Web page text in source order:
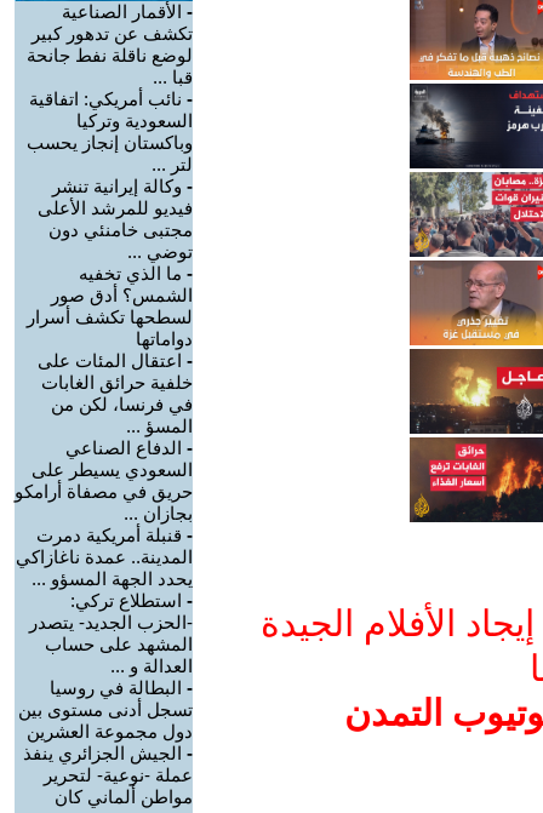
الأفلام الجيدة
التمدن
- الأقمار الصناعية
تكشف عن تدهور كبير
لوضع ناقلة نفط جانحة
قبا ...
- نائب أمريكي: اتفاقية
السعودية وتركيا
وباكستان إنجاز يحسب
لتر ...
- وكالة إيرانية تنشر
فيديو للمرشد الأعلى
مجتبى خامنئي دون
توضي ...
- ما الذي تخفيه
الشمس؟ أدق صور
لسطحها تكشف أسرار
دواماتها
- اعتقال المئات على
خلفية حرائق الغابات
في فرنسا، لكن من
المسؤ ...
- الدفاع الصناعي
السعودي يسيطر على
حريق في مصفاة أرامكو
بجازان ...
- قنبلة أمريكية دمرت
المدينة.. عمدة ناغازاكي
يحدد الجهة المسؤو ...
- استطلاع تركي:
-الحزب الجديد- يتصدر
المشهد على حساب
العدالة و ...
- البطالة في روسيا
تسجل أدنى مستوى بين
دول مجموعة العشرين
- الجيش الجزائري ينفذ
عملة -نوعية- لتحرير
مواطن ألماني كان